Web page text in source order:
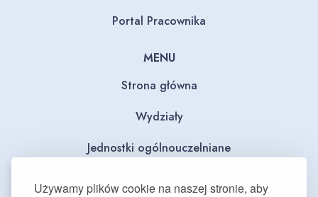
Używamy plików cookie na naszej stronie, aby
Portal Pracownika
MENU
Strona główna
Wydziały
Jednostki ogólnouczelniane